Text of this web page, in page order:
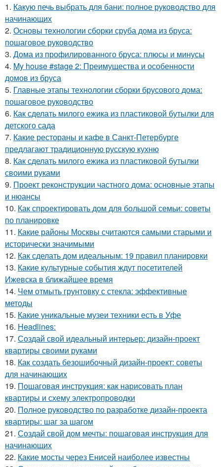
1. Какую печь выбрать для бани: полное руководство для
начинающих
2. Основы технологии сборки сруба дома из бруса:
пошаговое руководство
3. Дома из профилированного бруса: плюсы и минусы
4. My house #stage 2: Преимущества и особенности
домов из бруса
5. Главные этапы технологии сборки брусового дома:
пошаговое руководство
6. Как сделать милого ежика из пластиковой бутылки для
детского сада
7. Какие рестораны и кафе в Санкт-Петербурге
предлагают традиционную русскую кухню
8. Как сделать милого ежика из пластиковой бутылки
своими руками
9. Проект реконструкции частного дома: основные этапы
и нюансы
10. Как спроектировать дом для большой семьи: советы
по планировке
11. Какие районы Москвы считаются самыми старыми и
исторически значимыми
12. Как сделать дом идеальным: 19 правил планировки
13. Какие культурные события ждут посетителей
Ижевска в ближайшее время
14. Чем отмыть грунтовку с стекла: эффективные
методы
15. Какие уникальные музеи техники есть в Уфе
16. Headlines:
17. Создай свой идеальный интерьер: дизайн-проект
квартиры своими руками
18. Как создать безошибочный дизайн-проект: советы
для начинающих
19. Пошаговая инструкция: как нарисовать план
квартиры и схему электропроводки
20. Полное руководство по разработке дизайн-проекта
квартиры: шаг за шагом
21. Создай свой дом мечты: пошаговая инструкция для
начинающих
22. Какие мосты через Енисей наиболее известны